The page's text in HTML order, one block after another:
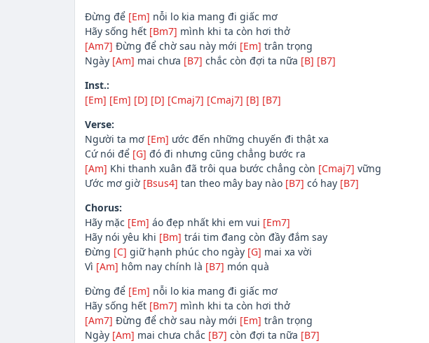
Đừng để [Em] nỗi lo kia mang đi giấc mơ
Hãy sống hết [Bm7] mình khi ta còn hơi thở
[Am7] Đừng để chờ sau này mới [Em] trân trọng
Ngày [Am] mai chưa [B7] chắc còn đợi ta nữa [B] [B7]
Inst.:
[Em] [Em] [D] [D] [Cmaj7] [Cmaj7] [B] [B7]
Verse:
Người ta mơ [Em] ước đến những chuyến đi thật xa
Cứ nói để [G] đó đi nhưng cũng chẳng bước ra
[Am] Khi thanh xuân đã trôi qua bước chẳng còn [Cmaj7] vững
Ước mơ giờ [Bsus4] tan theo mây bay nào [B7] có hay [B7]
Chorus:
Hãy mặc [Em] áo đẹp nhất khi em vui [Em7]
Hãy nói yêu khi [Bm] trái tim đang còn đầy đắm say
Đừng [C] giữ hạnh phúc cho ngày [G] mai xa vời
Vì [Am] hôm nay chính là [B7] món quà
Đừng để [Em] nỗi lo kia mang đi giấc mơ
Hãy sống hết [Bm7] mình khi ta còn hơi thở
[Am7] Đừng để chờ sau này mới [Em] trân trọng
Ngày [Am] mai chưa chắc [B7] còn đợi ta nữa [B7]